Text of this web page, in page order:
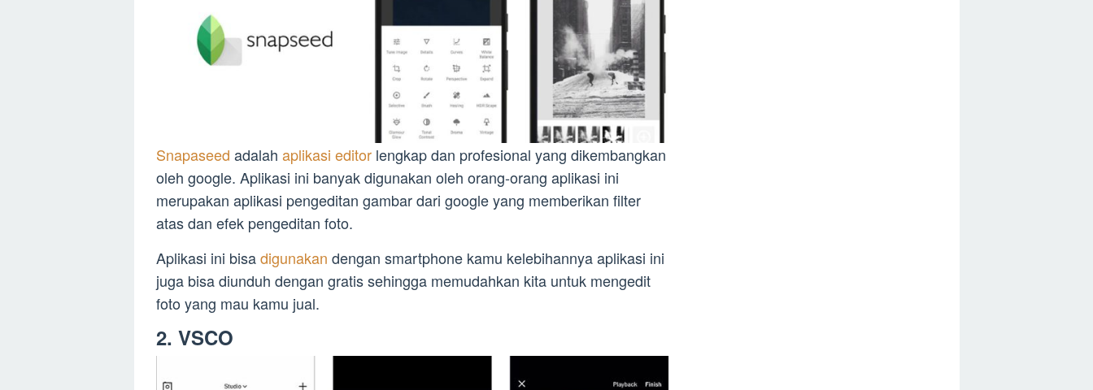
Snapaseed adalah aplikasi editor lengkap dan profesional yang dikembangkan
oleh google. Aplikasi ini banyak digunakan oleh orang-orang aplikasi ini
merupakan aplikasi pengeditan gambar dari google yang memberikan filter
atas dan efek pengeditan foto.
Aplikasi ini bisadigunakan dengan smartphone kamu kelebihannya aplikasi ini
juga bisa diunduh dengan gratis sehingga memudahkan kita untuk mengedit
foto yang mau kamu jual.
2. VSCO